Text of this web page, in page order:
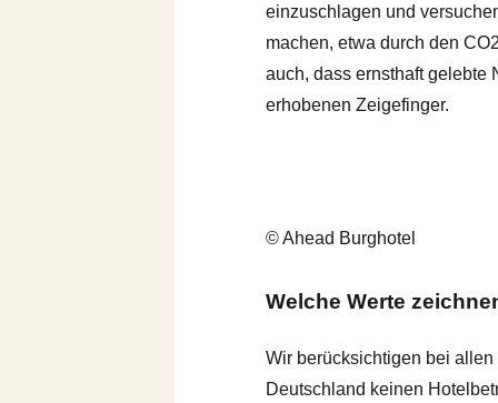
einzuschlagen und
machen, etwa durch den
auch, dass ernsthaft
erhobenen Zeigefinger.
© Ahead Burghotel
Welche Werte
Wir berücksichtigen bei
Deutschland keinen